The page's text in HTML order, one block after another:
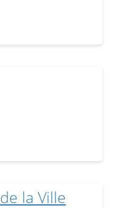
la Ville